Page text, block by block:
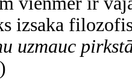
izsaka
uzmauc